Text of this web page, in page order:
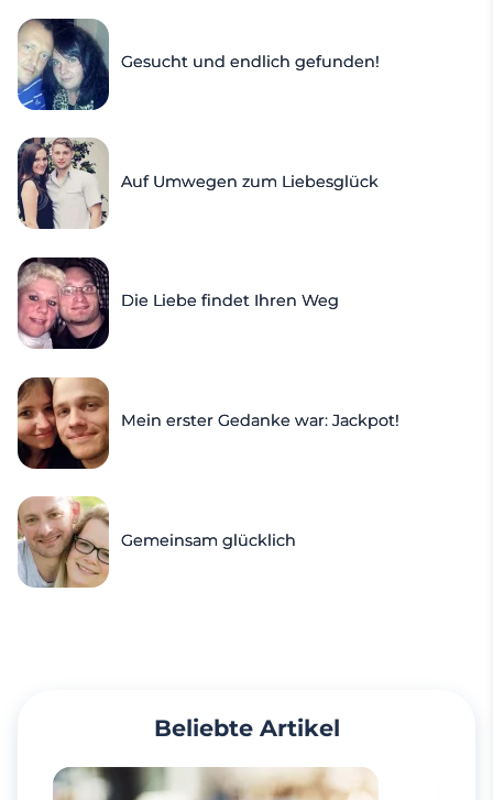
Gesucht und endlich gefunden!
Auf Umwegen zum Liebesglück
Die Liebe findet Ihren Weg
Mein erster Gedanke war: Jackpot!
Gemeinsam glücklich
Beliebte Artikel